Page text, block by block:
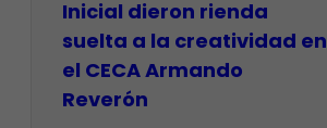
Inicial dieron rienda
suelta a la creatividad en
el CECA Armando
Reverón